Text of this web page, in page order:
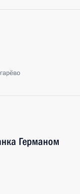
Германом